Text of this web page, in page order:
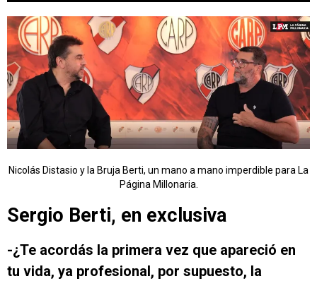
Nicolás Distasio y la Bruja Berti, un mano a mano imperdible para La
Página Millonaria.
Sergio Berti, en exclusiva
-¿Te acordás la primera vez que apareció en
tu vida, ya profesional, por supuesto, la